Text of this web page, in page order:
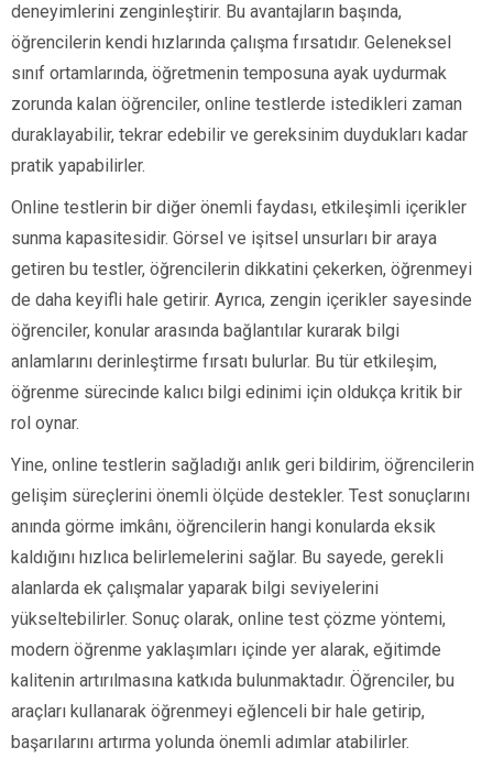
deneyimlerini zenginleştirir. Bu avantajların başında,
öğrencilerin kendi hızlarında çalışma fırsatıdır. Geleneksel
sınıf ortamlarında, öğretmenin temposuna ayak uydurmak
zorunda kalan öğrenciler, online testlerde istedikleri zaman
duraklayabilir, tekrar edebilir ve gereksinim duydukları kadar
pratik yapabilirler.
Online testlerin bir diğer önemli faydası, etkileşimli içerikler
sunma kapasitesidir. Görsel ve işitsel unsurları bir araya
getiren bu testler, öğrencilerin dikkatini çekerken, öğrenmeyi
de daha keyifli hale getirir. Ayrıca, zengin içerikler sayesinde
öğrenciler, konular arasında bağlantılar kurarak bilgi
anlamlarını derinleştirme fırsatı bulurlar. Bu tür etkileşim,
öğrenme sürecinde kalıcı bilgi edinimi için oldukça kritik bir
rol oynar.
Yine, online testlerin sağladığı anlık geri bildirim, öğrencilerin
gelişim süreçlerini önemli ölçüde destekler. Test sonuçlarını
anında görme imkânı, öğrencilerin hangi konularda eksik
kaldığını hızlıca belirlemelerini sağlar. Bu sayede, gerekli
alanlarda ek çalışmalar yaparak bilgi seviyelerini
yükseltebilirler. Sonuç olarak, online test çözme yöntemi,
modern öğrenme yaklaşımları içinde yer alarak, eğitimde
kalitenin artırılmasına katkıda bulunmaktadır. Öğrenciler, bu
araçları kullanarak öğrenmeyi eğlenceli bir hale getirip,
başarılarını artırma yolunda önemli adımlar atabilirler.